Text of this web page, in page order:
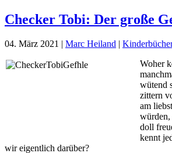
Checker Tobi: Der große
04. März 2021 | Marc Heiland |
Woher
wütend
zittern
am
doll
kennt
wir eigentlich darüber?